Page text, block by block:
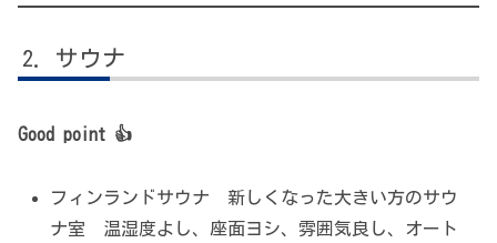
サウナ
Good point 👍
フィンランドサウナ 新しくなった大きい方のサウ
ナ室 温湿度よし、座面ヨシ、雰囲気良し、オート